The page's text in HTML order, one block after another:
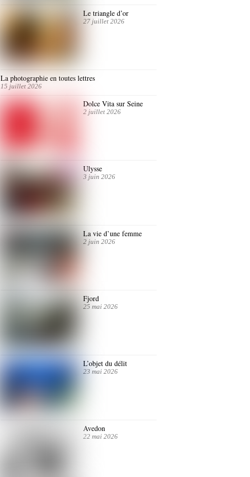
Le triangle d’or
27 juillet 2026
La photographie en toutes lettres
15 juillet 2026
Dolce Vita sur Seine
2 juillet 2026
Ulysse
3 juin 2026
La vie d’une femme
2 juin 2026
Fjord
25 mai 2026
L’objet du délit
23 mai 2026
Avedon
22 mai 2026